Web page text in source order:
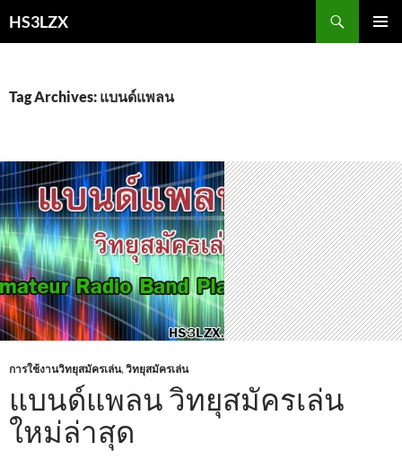
toHS3LZX
Tag Archives: แบนด์แพลน
การใช้งานวิทยุสมัครเล่น,วิทยุสมัครเล่น
แบนด์แพลน วิทยุสมัครเล่น
ใหม่ล่าสุด